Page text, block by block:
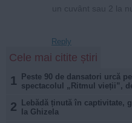
Reply
Cele mai citite știri
1
Peste 90 de dansatori urcă
spectacolul „Ritmul vieții”,
2
Lebădă ținută în captivitate,
la Ghizela